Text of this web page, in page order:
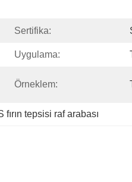
Sertifika:
Uygulama:
Örneklem:
fırın tepsisi raf arabası